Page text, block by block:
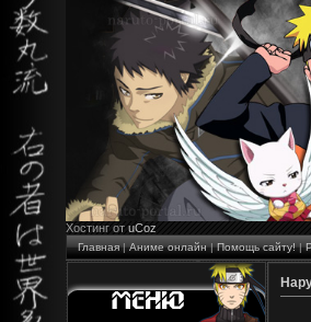
Хостинг от uCoz
Главная|Аниме онлайн|Помощь сайту!|